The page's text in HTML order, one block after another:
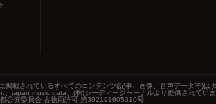
掲載されているすべてのコンテンツ(記事、画像、音声データ等)
、japan music data、(株)シーディージャーナルより提供されてい
公安委員会 古物商許可 第302191605310号